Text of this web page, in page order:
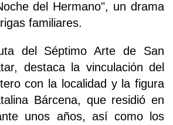
del Hermano", un drama
familiares.
del Séptimo Arte de San
destaca la vinculación del
con la localidad y la figura
Bárcena, que residió en
unos años, así como los